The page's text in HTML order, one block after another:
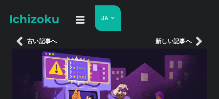
JA
古い記事へ 新しい記事へ